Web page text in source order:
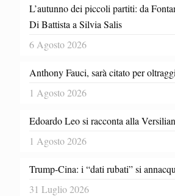
L’autunno dei piccoli partiti: da
Di Battista a Silvia Salis
6 Agosto 2026
Anthony Fauci, sarà citato per
1 Agosto 2026
Edoardo Leo si racconta alla
1 Agosto 2026
Trump-Cina: i “dati rubati” si
31 Luglio 2026